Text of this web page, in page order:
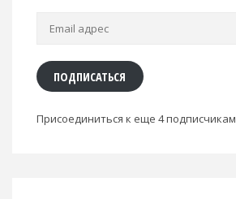
Email
ПОДПИСАТЬСЯ
Присоединиться к еще 4 подписчикам